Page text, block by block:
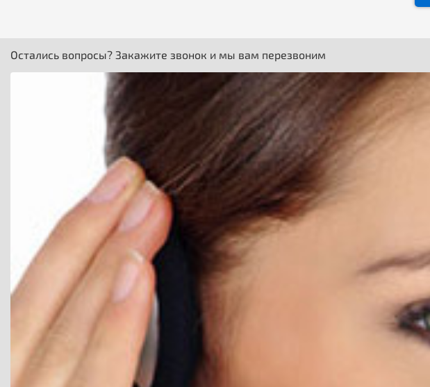
Остались вопросы? Закажите звонок и мы вам перезвоним